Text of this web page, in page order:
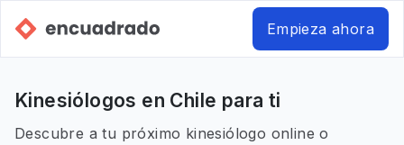
Empieza ahora
Kinesiólogos en Chile para ti
Descubre a tu próximo kinesiólogo online o